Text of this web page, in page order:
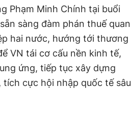
Phạm Minh Chính tại buổi
sàng đàm phán thuế quan
hai nước, hướng tới thương
VN tái cơ cấu nền kinh tế,
ứng, tiếp tục xây dựng
cực hội nhập quốc tế sâu